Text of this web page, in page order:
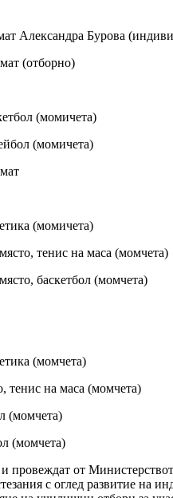
Александра Бурова
(отборно)
(момичета)
(момичета)
(момичета)
тенис на маса (момчета)
баскетбол (момчета)
(момчета)
на маса (момчета)
(момчета)
(момчета)
провеждат от
с оглед развитие на